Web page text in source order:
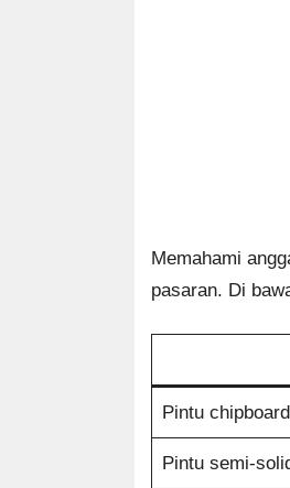
Memahami
pasaran. Di
Pintu
Pintu semi-